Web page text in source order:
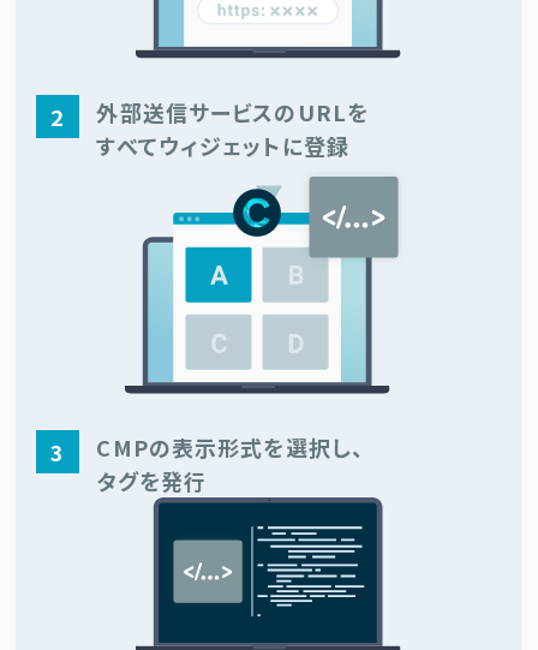
2
外部送信サービスのURLを
すべてウィジェットに登録
3
CMPの表示形式を選択し、
タグを発行